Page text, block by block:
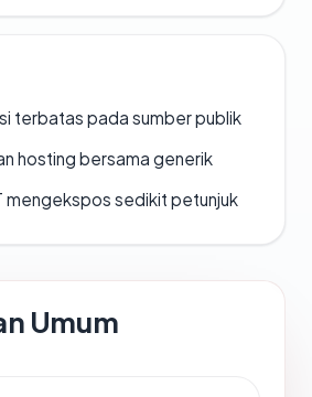
terbatas pada sumber publik
hosting bersama generik
mengekspos sedikit petunjuk
Umum